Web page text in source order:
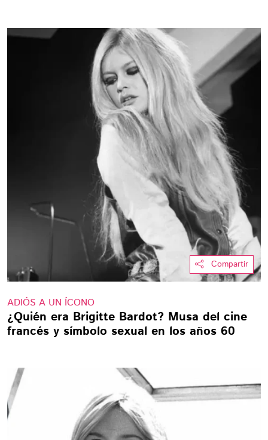
Compartir
ADIÓS A UN ÍCONO
¿Quién era Brigitte Bardot? Musa del cine
francés y símbolo sexual en los años 60